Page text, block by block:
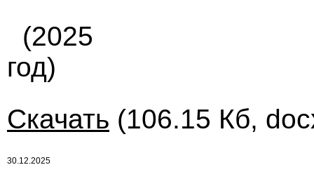
(2025
год)
Скачать (106.15 Кб,
30.12.2025